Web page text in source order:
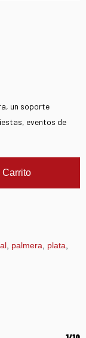
un soporte
eventos de
palmera plata